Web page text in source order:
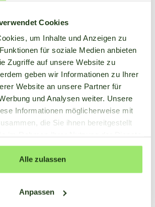
Cookies
um Inhalte und Anzeigen zu
für soziale Medien anbieten
Zugriffe auf unsere Website zu
geben wir Informationen zu Ihrer
Website an unsere Partner für
und Analysen weiter. Unsere
Informationen möglicherweise mit
die Sie ihnen bereitgestellt
Alle zulassen
Anpassen
App für Android, iOS und Web
einfach überall einsetzbar
Sencrop, Agroexact, u.a.)